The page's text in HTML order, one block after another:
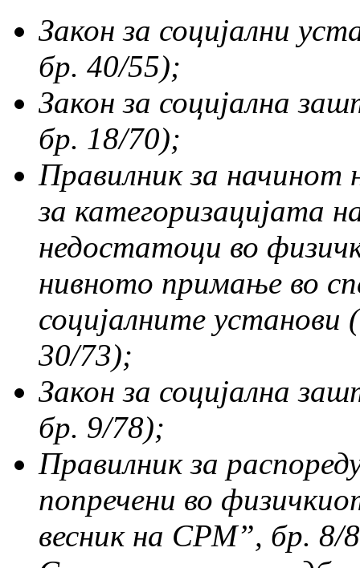
Закон за социјални
бр. 40/55);
Закон за социјална
бр. 18/70);
Правилник за начинот
за категоризацијата
недостатоци во
нивното примање во
социјалните установи
30/73);
Закон за социјална
бр. 9/78);
Правилник за
попречени во
весник на СРМ”, бр. 8/